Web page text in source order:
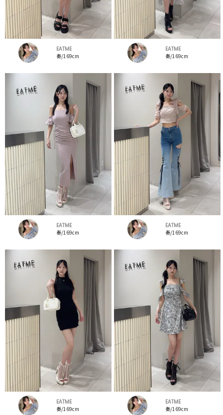
EATME
奏/169cm
EATME
奏/169cm
EATME
奏/169cm
EATME
奏/169cm
EATME
奏/169cm
EATME
奏/169cm